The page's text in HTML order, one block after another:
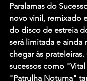
Paralamas do
novo vinil, remixado
do disco de estreia
será limitada e ainda
chegar às
sucessos como
"Patrulha Noturna"